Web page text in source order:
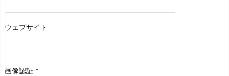
ウェブサイト
画像認証 *